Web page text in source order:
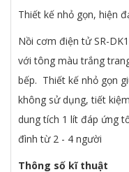
Thiết kế nhỏ gọn, hiện
Nồi cơm điện tử SR-
với tông màu trắng
bếp. Thiết kế nhỏ gọn
không sử dụng, tiết
dung tích 1 lít đáp ứng
đình từ 2 - 4 người
Thông số kĩ thuật